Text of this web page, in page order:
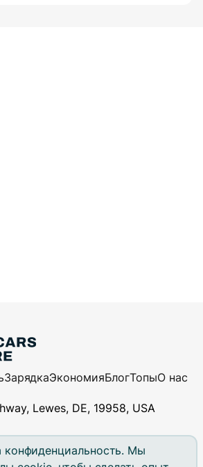
Мы
ЗарядкаЭкономияБлогТопыО нас
Lewes, DE, 19958, USA